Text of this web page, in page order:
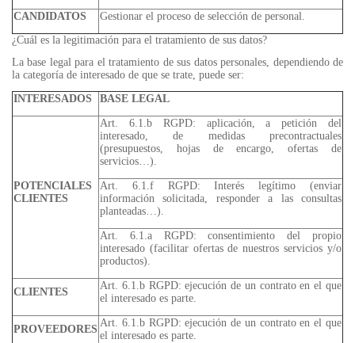
CANDIDATOS
Gestionar el proceso de selección de personal.
¿Cuál es la legitimación para el tratamiento de sus datos?
La base legal para el tratamiento de sus datos personales, dependiendo de
la categoría de interesado de que se trate, puede ser:
INTERESADOS
BASE LEGAL
POTENCIALES
CLIENTES
Art. 6.1.b RGPD: aplicación, a petición del
interesado, de medidas precontractuales
(presupuestos, hojas de encargo, ofertas de
servicios…).
Art. 6.1.f RGPD: Interés legítimo (enviar
información solicitada, responder a las consultas
planteadas…).
Art. 6.1.a RGPD: consentimiento del propio
interesado (facilitar ofertas de nuestros servicios y/o
productos).
CLIENTES
Art. 6.1.b RGPD: ejecución de un contrato en el que
el interesado es parte.
PROVEEDORES
Art. 6.1.b RGPD: ejecución de un contrato en el que
el interesado es parte.